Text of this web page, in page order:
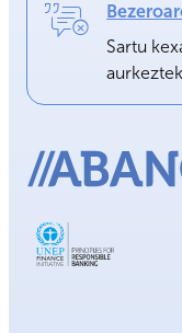
Sartu